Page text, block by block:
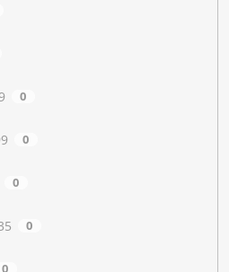
0
0
0
0
0